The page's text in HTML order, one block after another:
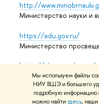
Мы используем файлы
НИУ ВШЭ и большего
подробную информацию
можно найти здесь, наши
http://
Министерство науки и
https://edu.gov.ru/
Министерство
https://elearning.hse.ru/
Массовые открытые